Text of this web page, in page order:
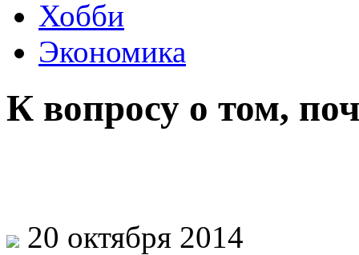
Хобби
Экономика
К вопросу о том,
20 октября 2014